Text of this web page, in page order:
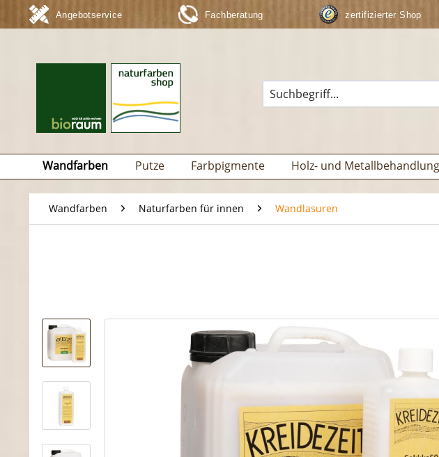
Angebotservice Fachberatung zertifizierter Shop
Wandfarben Putze Farbpigmente Holz- und
Wandfarben Naturfarben für innen Wandlasuren